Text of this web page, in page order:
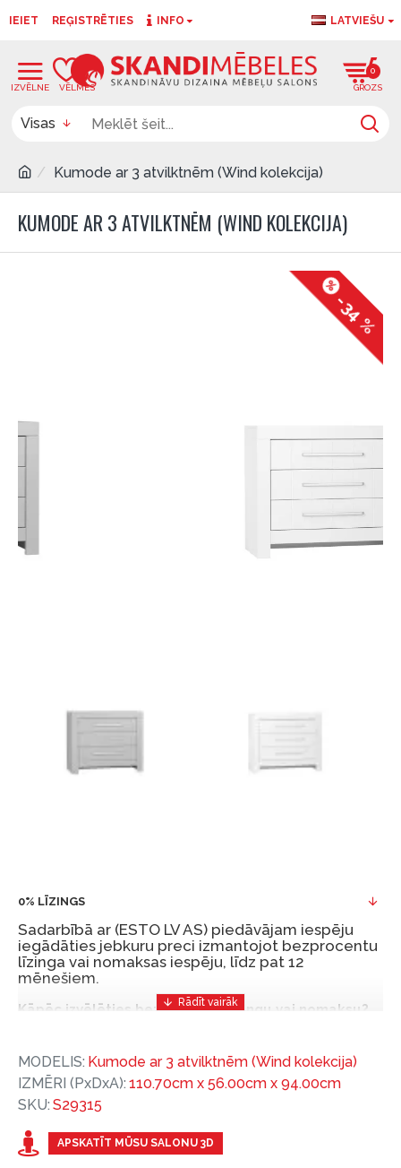
IEIET REĢISTRĒTIES INFO LATVIEŠU
0
Visas
Kumode ar 3 atvilktnēm (Wind kolekcija)
KUMODE AR 3 ATVILKTNĒM (WIND KOLEKCIJA)
-34 %
0% LĪZINGS
Sadarbībā ar (ESTO LV AS) piedāvājam iespēju
iegādāties jebkuru preci izmantojot bezprocentu
līzinga vai nomaksas iespēju, līdz pat 12
mēnešiem.
Kāpēc izvēlēties bezprocentu līzingu vai nomaksu?
un izdevīgs finansēšanas risinājums, lai iegādātos
vajadzīgās preces tulīt, bet par tām norēķinoties
vēlāk.
Ar ESTO iegūstiet bezprocentu līzinga vai nomaksas
priekšrocības bez pirmās iemaksas un ar nomaksas
APSKATĪT MŪSU SALONU 3D
MODELIS: Kumode ar 3 atvilktnēm (Wind kolekcija)
IZMĒRI (PxDxA): 110.70cm x 56.00cm x 94.00cm
SKU: S29315